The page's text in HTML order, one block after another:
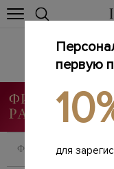
Главная /
ФИЛЬТРОВАТЬ
первую
для